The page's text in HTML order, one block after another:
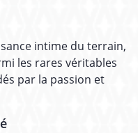
intime du terrain,
les rares véritables
par la passion et